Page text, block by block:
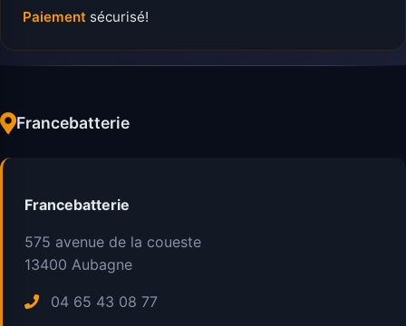
Paiement sécurisé!
Francebatterie
Francebatterie
575 avenue de la coueste
13400 Aubagne
04 65 43 08 77